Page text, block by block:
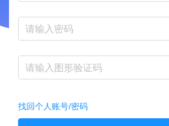
找回个人账号/密码